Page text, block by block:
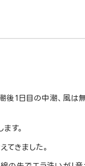
１日目の中潮、風は
す。
きました。